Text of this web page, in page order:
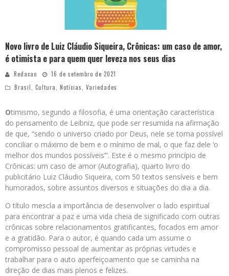
Novo livro de Luiz Cláudio Siqueira, Crônicas: um caso de amor,
é otimista e para quem quer leveza nos seus dias
Redacao
16 de setembro de 2021
Brasil, Cultura, Notícias, Variedades
Otimismo, segundo a filosofia, é uma orientação característica
do pensamento de Leibniz, que pode ser resumida na afirmação
de que, “sendo o universo criado por Deus, nele se torna possível
conciliar o máximo de bem e o mínimo de mal, o que faz dele ‘o
melhor dos mundos possíveis’”. Este é o mesmo princípio de
Crônicas: um caso de amor (Autografia), quarto livro do
publicitário Luiz Cláudio Siqueira, com 50 textos sensíveis e bem
humorados, sobre assuntos diversos e situações do dia a dia.
O título mescla a importância de desenvolver o lado espiritual
para encontrar a paz e uma vida cheia de significado com outras
crônicas sobre relacionamentos gratificantes, focados em amor
e a gratidão. Para o autor, é quando cada um assume o
compromisso pessoal de aumentar as próprias virtudes e
trabalhar para o auto aperfeiçoamento que se caminha na
direção de dias mais plenos e felizes.